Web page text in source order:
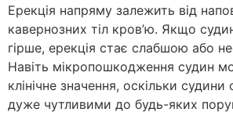
Ерекція напряму залежить від
кавернозних тіл кров’ю. Якщо
гірше, ерекція стає слабшою або
Навіть мікропошкодження судин
клінічне значення, оскільки
дуже чутливими до будь-яких